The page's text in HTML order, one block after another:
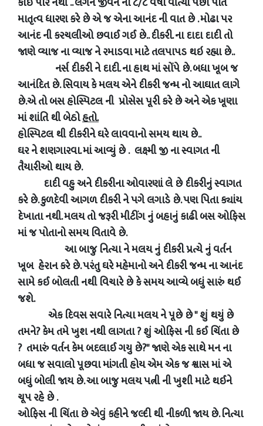
માતૃત્વ ધારણ કરે છે એ જ એના આનંદ ની વાત છે . મોઢા પર
આનંદ ની કરચલીઓ છવાઈ ગઈ છે.. દીકરી. ના દાદા દાદી તો
જાણે વ્યાજ ના વ્યાજ ને રમાડવા માટે તલપાપડ થઇ રહ્યા છે..
નર્સ દીકરી ને દાદી. ના હાથ માં સોંપે છે. બધા ખૂબ જ
આનંદિત છે. સિવાય કે મલય એને દીકરી જન્મ નો આઘાત લાગે
છે.એ તો બસ હોસ્પિટલ ની પ્રોસેસ પૂરી કરે છે અને એક ખૂણા
માં શાંતિ થી બેઠોહતો.
હોસ્પિટલ થી દીકરીને ઘરે લાવવાનો સમય થાય છે..
ઘર ને શણગારવા. માં આવ્યું છે . લક્ષ્મી જી ના સ્વાગત ની
તૈયારીઓ થાય છે.
દાદી વહુ અને દીકરીના ઓવારણાં લે છે દીકરીનું સ્વાગત
કરે છે. કુળદેવી આગળ દીકરી ને પગે લગાડે છે. પણ પિતા ક્યાંય
દેખાતા નથી. મલય તો જરૂરી મીટીંગ નું બહાનું કાઢી બસ ઓફિસ
માં જ પોતાનો સમય વિતાવે છે.
આ બાજુ નિત્યા ને મલય નું દીકરી પ્રત્યે નું વર્તન
ખૂબ હેરાન કરે છે. પરંતુ ઘરે મહેમાનો અને દીકરી જન્મ ના આનંદ
સામે કઈ બોલતી નથી વિચારે છે કે સમય આવ્યે બધું સારું થઈ
જશે.
એક દિવસ સવારે નિત્યા મલય ને પૂછે છે " શું થયું છે
તમને? કેમ તમે ખુશ નથી લાગતા ? શું ઓફિસ ની કઈ ચિંતા છે
? તમારું વર્તન કેમ બદલાઈ ગયુ છે?" જાણે એક સાથે મન ના
બધા જ સવાલો પૂછવા માંગતી હોય એમ એક જ શ્વાસ માં એ
બધું બોલી જાય છે. આ બાજુ મલય પત્ની ની ખુશી માટે થઈને
ચૂપ રહે છે .
ઓફિસ ની ચિંતા છે એવું કહીને જલ્દી થી નીકળી જાય છે. નિત્યા